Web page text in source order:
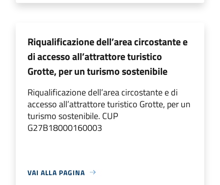
Riqualificazione dell’area circostante e
di accesso all’attrattore turistico
Grotte, per un turismo sostenibile
Riqualificazione dell’area circostante e di
accesso all’attrattore turistico Grotte, per un
turismo sostenibile. CUP
G27B18000160003
VAI ALLA PAGINA